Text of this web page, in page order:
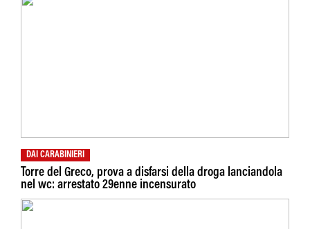
DAI CARABINIERI
Torre del Greco, prova a disfarsi della droga lanciandola
nel wc: arrestato 29enne incensurato